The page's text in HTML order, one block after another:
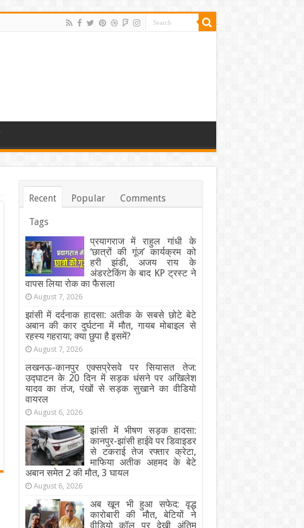
Recent Popular Comments
Tags
प्रयागराज में राहुल गांधी के
‘छात्रों की गूंज’ कार्यक्रम को
हरी झंडी, अजय राय के
अंडरटेकिंग के बाद KP ट्रस्ट ने
वापस लिया रोक का फैसला
August 7, 2026
झांसी में दर्दनाक हादसा: अतीक के सबसे छोटे बेटे
अबान की कार दुर्घटना में मौत, गायब मोबाइल से
रहस्य गहराया; क्या छुपा है इसमें?
August 7, 2026
लखनऊ-कानपुर एक्सप्रेसवे पर सियासत तेज:
उद्घाटन के 20 दिन में सड़क धंसने पर अखिलेश
यादव का तंज, पंखों से सड़क सुखाने का वीडियो
वायरल
August 6, 2026
झांसी में भीषण सड़क हादसा:
कानपुर-झांसी हाईवे पर डिवाइडर
से टकराई तेज रफ्तार क्रेटा,
माफिया अतीक अहमद के बेटे
अबान समेत 2 की मौत, 3 घायल
August 6, 2026
अब खून भी हुआ सफेद: वृद्ध
कारोबारी की मौत, बेटियों ने
वीडियो कॉल पर देखी अंतिम